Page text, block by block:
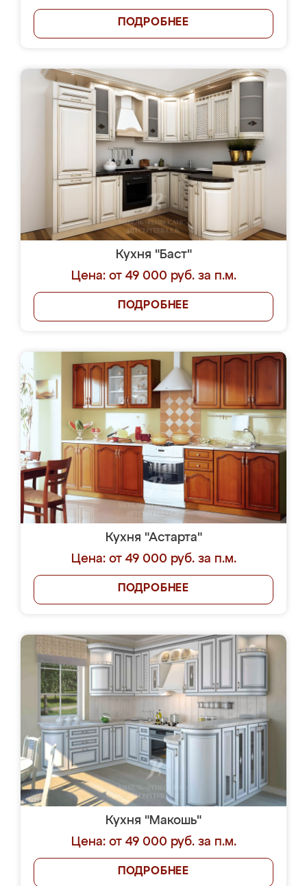
ПОДРОБНЕЕ
Кухня "Баст"
Цена: от 49 000 руб. за п.м.
ПОДРОБНЕЕ
Кухня "Астарта"
Цена: от 49 000 руб. за п.м.
ПОДРОБНЕЕ
Кухня "Макошь"
Цена: от 49 000 руб. за п.м.
ПОДРОБНЕЕ